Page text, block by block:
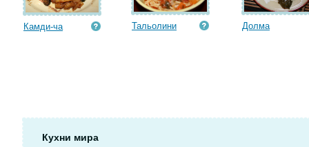
Камди-ча Тальолини Долма
Кухни мира